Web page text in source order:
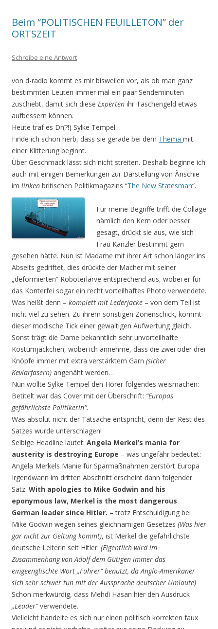
Beim “POLITISCHEN FEUILLETON” der
ORTSZEIT
Schreibe eine Antwort
von d-radio kommt es mir bisweilen vor, als ob man ganz
bestimmten Leuten immer mal ein paar Sendeminuten
zuschiebt, damit sich diese Experten ihr Taschengeld etwas
aufbessern können.
Heute traf es Dr(?!) Sylke Tempel…
Finde ich schon herb, dass sie gerade bei dem Thema mit
einer Klitterung beginnt.
Über Geschmack lässt sich nicht streiten. Deshalb beginne ich
auch mit einigen Bemerkungen zur Darstellung von Änschie
im linken britischen Politikmagazins “The New Statesman“.
Für meine Begriffe trifft die Collage
nämlich den Kern oder besser
gesagt, drückt sie aus, wie sich
Frau Kanzler bestimmt gern
gesehen hätte. Nun ist Madame mit ihrer Art schon länger ins
Abseits gedriftet, dies drückte der Macher mit seiner
„deformierten“ Roboterlarve entsprechend aus, wobei er für
das Konterfei sogar ein recht vorteilhaftes Photo verwendete.
Was heißt denn – komplett mit Lederjacke – von dem Teil ist
nicht viel zu sehen. Zu ihrem sonstigen Zonenschick, kommt
dieser modische Tick einer gewaltigen Aufwertung gleich.
Sonst trägt die Dame bekanntlich sehr unvorteilhafte
Kostümjäckchen, wobei ich annehme, dass die zwei oder drei
Knöpfe immer mit extra verstärktem Garn (sicher
Kevlarfasern) angenäht werden…
Nun wollte Sylke Tempel den Hörer folgendes weismachen:
Betitelt war das Cover mit der Überschrift: “Europas
gefährlichste Politikerin“.
Was absolut nicht der Tatsache entspricht, denn der Rest des
Satzes wurde unterschlagen!
Selbige Headline lautet: Angela Merkel’s mania for
austerity is destroying Europe – was ungefähr bedeutet:
Angela Merkels Manie für Sparmaßnahmen zerstört Europa
Irgendwann im dritten Abschnitt erscheint dann folgender
Satz: With apologies to Mike Godwin and his
eponymous law, Merkel is the most dangerous
German leader since Hitler. – trotz Entschuldigung bei
Mike Godwin wegen seines gleichnamigen Gesetzes (Was hier
gar nicht zur Geltung kommt), ist Merkel die gefährlichste
deutsche Leiterin seit Hitler. (Eigentlich wird im
Zusammenhang von Adolf dem Gütigen immer das
eingeenglischte Wort „Fuhrer“ benutzt, da Anglo-Amerikaner
sich sehr schwer tun mit der Aussprache deutscher Umlaute)
Schon merkwürdig, dass Mehdi Hasan hier den Ausdruck
„Leader“verwendete.
Vielleicht handelte es sich nur einen politisch korrekten faux